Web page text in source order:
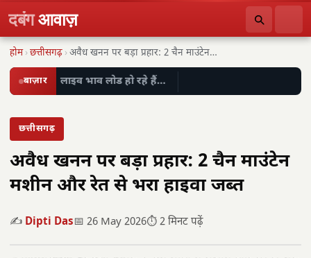
दबंगआवाज़
होम ›छत्तीसगढ़ ›अवैध खनन पर बड़ा प्रहार: 2 चैन माउंटेन…
बाज़ार लाइव भाव लोड हो रहे हैं…
छत्तीसगढ़
अवैध खनन पर बड़ा प्रहार: 2 चैन माउंटेन
मशीन और रेत से भरा हाइवा जब्त
✍️ Dipti Das📅 26 May 2026⏱️ 2 मिनट पढ़ें